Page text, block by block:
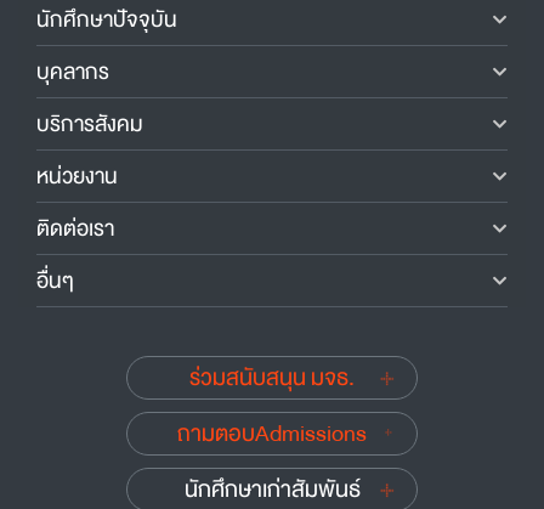
นักศึกษาปัจจุบัน
บุคลากร
บริการสังคม
หน่วยงาน
ติดต่อเรา
อื่นๆ
ร่วมสนับสนุน มจธ.
ถามตอบAdmissions
นักศึกษาเก่าสัมพันธ์